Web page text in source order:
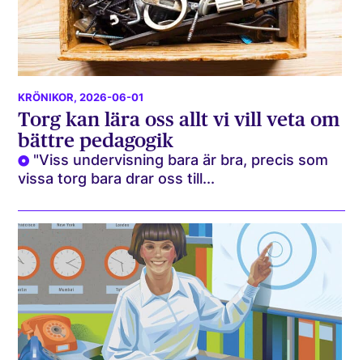
KRÖNIKOR, 2026-06-01
Torg kan lära oss allt vi vill veta om
bättre pedagogik
"Viss undervisning bara är bra, precis som
vissa torg bara drar oss till...